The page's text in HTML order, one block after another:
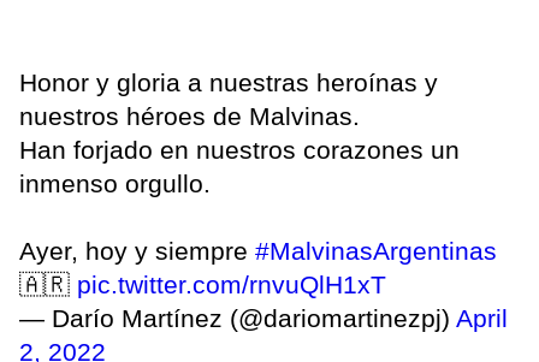
Honor y gloria a nuestras heroínas y
nuestros héroes de Malvinas.
Han forjado en nuestros corazones un
inmenso orgullo.
Ayer, hoy y siempre #MalvinasArgentinas
🇦🇷 pic.twitter.com/rnvuQlH1xT
— Darío Martínez (@dariomartinezpj) April
2, 2022